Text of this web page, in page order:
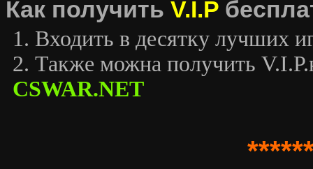
Как получить V.I.P
1. Входить в десятку лучших
2. Также можна получить
CSWAR.NET